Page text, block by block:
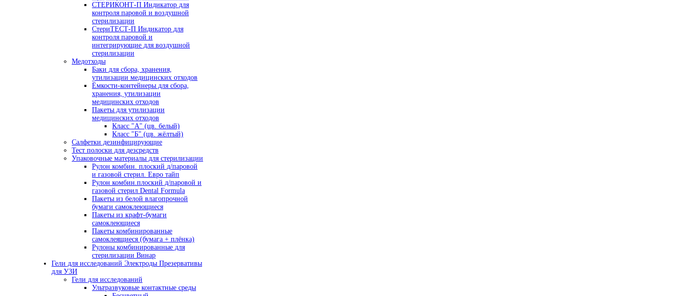
СТЕРИКОНТ-П Индикатор для
контроля паровой и воздушной
стерилизации
СтериТЕСТ-П Индикатор для
контроля паровой и
интегрирующие для воздушной
стерилизации
Медотходы
Баки для сбора, хранения,
утилизации медицинских отходов
Ёмкости-контейнеры для сбора,
хранения, утилизации
медицинских отходов
Пакеты для утилизации
медицинских отходов
Класс "А" (цв. белый)
Класс "Б" (цв. жёлтый)
Салфетки дезинфицирующие
Тест полоски для дезсредств
Упаковочные материалы для стерилизации
Рулон комбин. плоский д/паровой
и газовой стерил. Евро тайп
Рулон комбин.плоский д/паровой и
газовой стерил Dental Formula
Пакеты из белой влагопрочной
бумаги самоклеющиеся
Пакеты из крафт-бумаги
самоклеющиеся
Пакеты комбинированные
самоклеящиеся (бумага + плёнка)
Рулоны комбинированные для
стерилизации Винар
Гели для исследований Электроды Презервативы
для УЗИ
Гели для исследований
Ультразвуковые контактные среды